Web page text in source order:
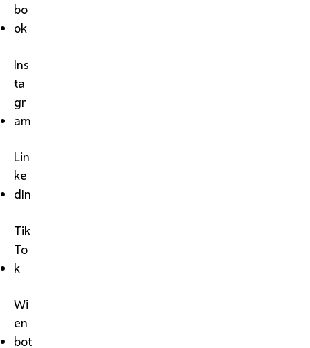
bo
ok
Ins
ta
gr
am
Lin
ke
dIn
Tik
To
k
Wi
en
bot